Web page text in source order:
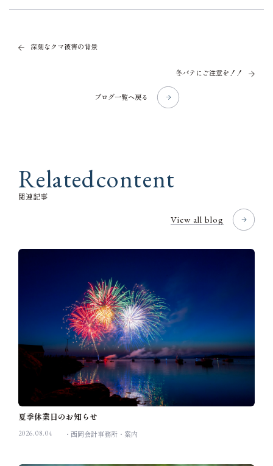
深刻なクマ被害の背景
ブログ一覧へ戻る
冬バテにご注意を！！
関連記事
Relatedcontent
View all blog
夏季休業日のお知らせ
2026.08.04 西岡会計事務所 案内